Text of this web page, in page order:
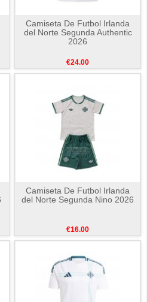
Camiseta De Futbol Irlanda
del Norte Segunda Authentic
2026
€24.00
Camiseta De Futbol Irlanda
del Norte Segunda Nino 2026
€16.00